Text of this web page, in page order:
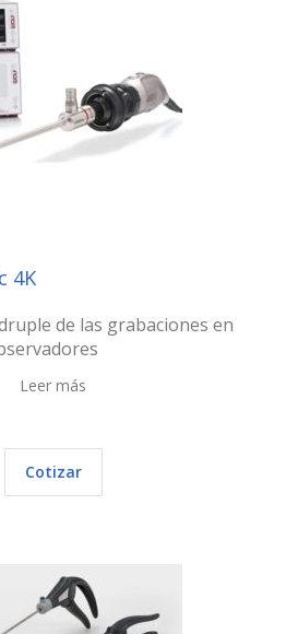
4K
de las grabaciones en
Leer más
Cotizar